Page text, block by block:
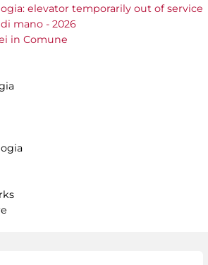
elevator temporarily out of service
mano - 2026
in Comune